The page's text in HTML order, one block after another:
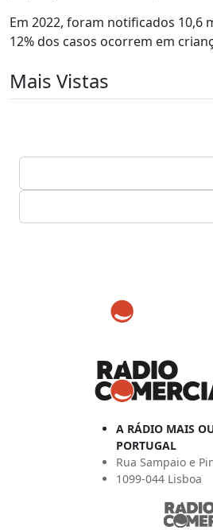
Em 2022, foram notificados 10,6
12% dos casos ocorrem em
Mais Vistas
A RÁDIO MAIS
PORTUGAL
Rua Sampaio e
1099-044 Lisboa